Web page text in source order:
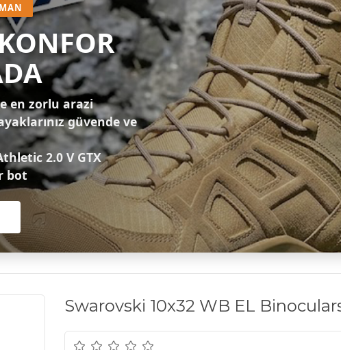
en zorlu arazi
güvende ve
2.0 V GTX
bot
Swarovski 10x32 WB EL